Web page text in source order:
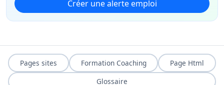
Créer une alerte emploi
Pages sites Formation Coaching
Page Html
Glossaire